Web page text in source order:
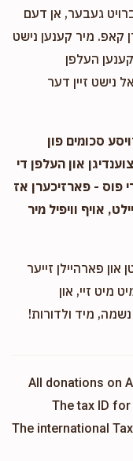
געבער, אן דעם
קאפ. מיר קענען נישט
העלפן
נישט זיין דער
סכומים פון
און העלפן די
פוס - פארזיכערן אז
אויף וויפיל מיר
און פארהיילן זייער
מיט זיי, און
מיד ולדורות!
All donations on
The tax ID
The international